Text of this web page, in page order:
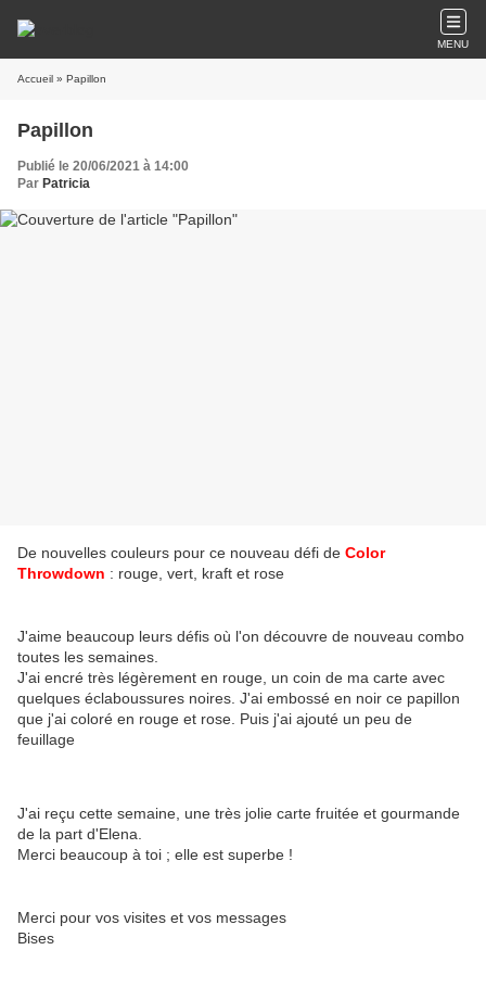
MENU
Accueil » Papillon
Papillon
Publié le 20/06/2021 à 14:00
Par Patricia
De nouvelles couleurs pour ce nouveau défi de Color
Throwdown : rouge, vert, kraft et rose
J'aime beaucoup leurs défis où l'on découvre de nouveau combo
toutes les semaines.
J'ai encré très légèrement en rouge, un coin de ma carte avec
quelques éclaboussures noires. J'ai embossé en noir ce papillon
que j'ai coloré en rouge et rose. Puis j'ai ajouté un peu de
feuillage
J'ai reçu cette semaine, une très jolie carte fruitée et gourmande
de la part d'Elena.
Merci beaucoup à toi ; elle est superbe !
Merci pour vos visites et vos messages
Bises